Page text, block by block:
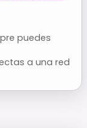
puedes
a una red